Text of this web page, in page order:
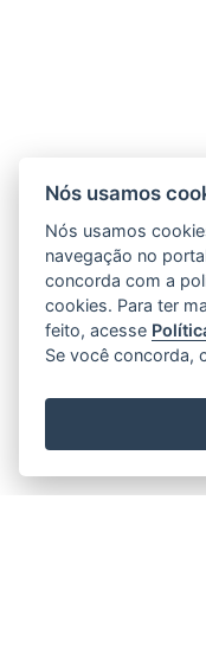
Nós usamos
Nós usamos
navegação no
concorda com a
cookies. Para ter
feito, acesse
Se você concorda,